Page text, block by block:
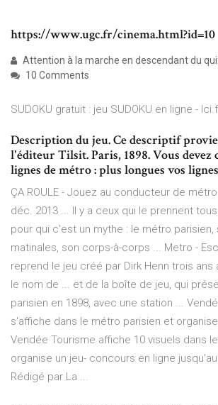
https://www.ugc.fr/cinema.html?id=10
Attention à la marche en descendant du
10 Comments
SUDOKU gratuit : jeu SUDOKU en ligne -
Description du jeu. Ce descriptif
l'éditeur Tilsit. Paris, 1898. Vous devez
lignes de métro : plus longues vos
ÇA ROULE - Jouez au conducteur de
déc. 2013 ... Il y a ceux qui le prennent
pour qui c'est un mythe : le métro parisien,
matinales, son corps-à-corps ... Metro -
reprend le jeu créé par Dirk Henn trois ans
le nom de ... et de la boîte de jeu, qui
parisien en 1898, avec une station ...
s'affiche dans le métro parisien et organise
Vendée Tourisme affiche 10 visuels dans
organise un jeu- concours en ligne jusqu'au
Rédigé par La ...